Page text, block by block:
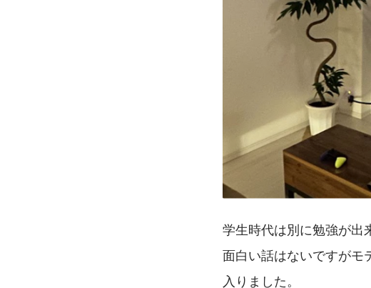
学生時代は別に勉強が出
面白い話はないですがモ
入りました。